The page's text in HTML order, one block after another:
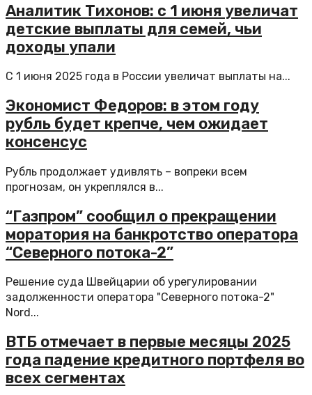
Аналитик Тихонов: с 1 июня увеличат
детские выплаты для семей, чьи
доходы упали
С 1 июня 2025 года в России увеличат выплаты на...
Экономист Федоров: в этом году
рубль будет крепче, чем ожидает
консенсус
Рубль продолжает удивлять – вопреки всем
прогнозам, он укреплялся в...
“Газпром” сообщил о прекращении
моратория на банкротство оператора
“Северного потока-2”
Решение суда Швейцарии об урегулировании
задолженности оператора "Северного потока-2"
Nord...
ВТБ отмечает в первые месяцы 2025
года падение кредитного портфеля во
всех сегментах